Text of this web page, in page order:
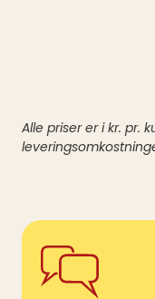
Alle priser er i kr. pr.